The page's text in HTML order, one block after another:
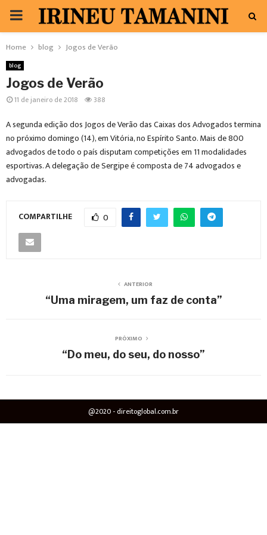
PRIMARY
MENU
Home blog Jogos de Verão
blog
Jogos de Verão
11 de janeiro de 2018 388
A segunda edição dos Jogos de Verão das Caixas dos Advogados termina
no próximo domingo (14), em Vitória, no Espírito Santo. Mais de 800
advogados de todo o país disputam competições em 11 modalidades
esportivas. A delegação de Sergipe é composta de 74 advogados e
advogadas.
COMPARTILHE 0
ANTERIOR
“Uma miragem, um faz de conta”
PRÓXIMO
“Do meu, do seu, do nosso”
@2020 - direitoglobal.com.br